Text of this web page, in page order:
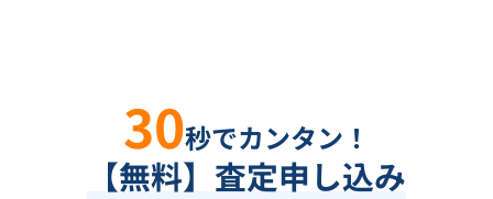
30秒でカンタン！
【無料】査定申し込み